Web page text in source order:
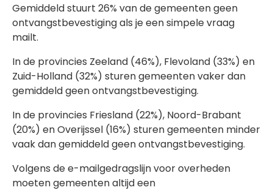
Gemiddeld stuurt 26% van de gemeenten geen
ontvangstbevestiging als je een simpele vraag
mailt.
In de provincies Zeeland (46%), Flevoland (33%) en
Zuid-Holland (32%) sturen gemeenten vaker dan
gemiddeld geen ontvangstbevestiging.
In de provincies Friesland (22%), Noord-Brabant
(20%) en Overijssel (16%) sturen gemeenten minder
vaak dan gemiddeld geen ontvangstbevestiging.
Volgens de e-mailgedragslijn voor overheden
moeten gemeenten altijd een